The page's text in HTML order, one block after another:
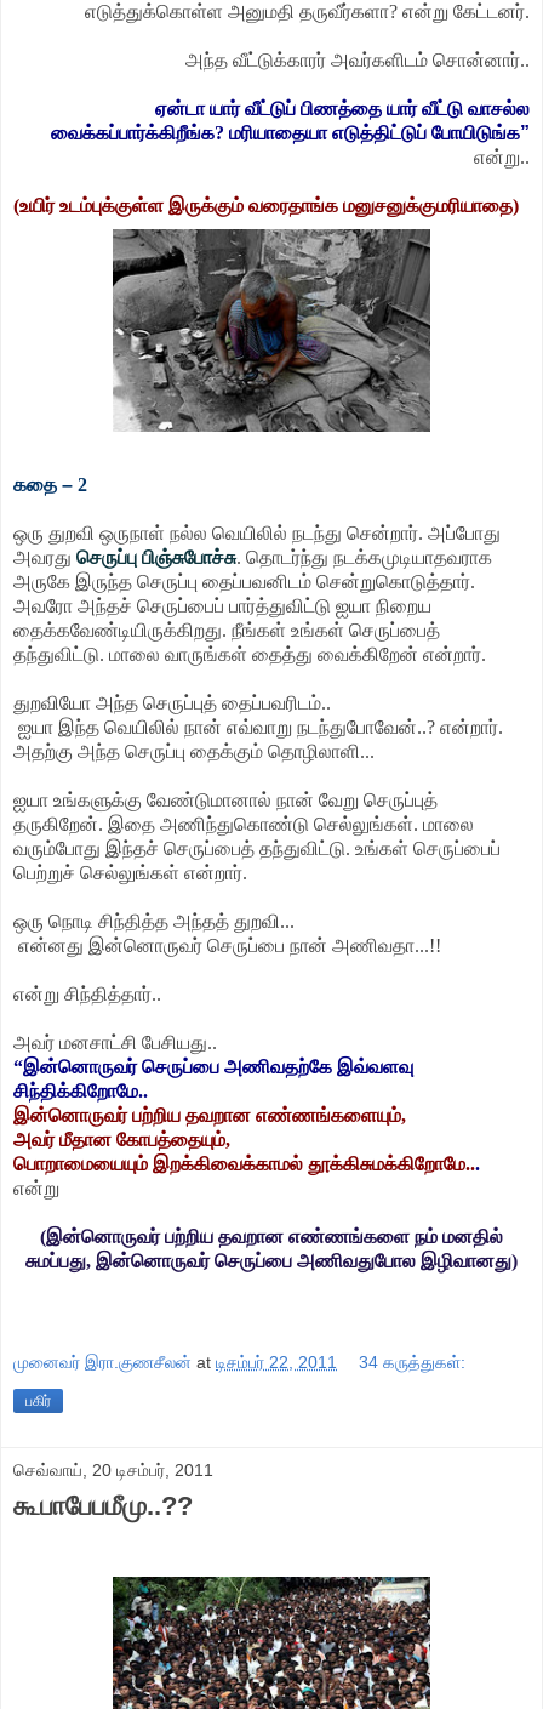
எடுத்துக்கொள்ள அனுமதி தருவீர்களா? என்று கேட்டனர்.
அந்த வீட்டுக்காரர் அவர்களிடம் சொன்னார்..
ஏன்டா யார் வீட்டுப் பிணத்தை யார் வீட்டு வாசல்ல
வைக்கப்பார்க்கிறீங்க? மரியாதையா எடுத்திட்டுப் போயிடுங்க”
என்று..
(உயிர் உடம்புக்குள்ள இருக்கும் வரைதாங்க மனுசனுக்குமரியாதை)
கதை – 2
ஒரு துறவி ஒருநாள் நல்ல வெயிலில் நடந்து சென்றார். அப்போது
அவரது செருப்பு பிஞ்சுபோச்சு. தொடர்ந்து நடக்கமுடியாதவராக
அருகே இருந்த செருப்பு தைப்பவனிடம் சென்றுகொடுத்தார்.
அவரோ அந்தச் செருப்பைப் பார்த்துவிட்டு ஐயா நிறைய
தைக்கவேண்டியிருக்கிறது. நீங்கள் உங்கள் செருப்பைத்
தந்துவிட்டு. மாலை வாருங்கள் தைத்து வைக்கிறேன் என்றார்.
துறவியோ அந்த செருப்புத் தைப்பவரிடம்..
ஐயா இந்த வெயிலில் நான் எவ்வாறு நடந்துபோவேன்..? என்றார்.
அதற்கு அந்த செருப்பு தைக்கும் தொழிலாளி...
ஐயா உங்களுக்கு வேண்டுமானால் நான் வேறு செருப்புத்
தருகிறேன். இதை அணிந்துகொண்டு செல்லுங்கள். மாலை
வரும்போது இந்தச் செருப்பைத் தந்துவிட்டு. உங்கள் செருப்பைப்
பெற்றுச் செல்லுங்கள் என்றார்.
ஒரு நொடி சிந்தித்த அந்தத் துறவி...
என்னது இன்னொருவர் செருப்பை நான் அணிவதா...!!
என்று சிந்தித்தார்..
அவர் மனசாட்சி பேசியது..
“இன்னொருவர் செருப்பை அணிவதற்கே இவ்வளவு
சிந்திக்கிறோமே..
இன்னொருவர் பற்றிய தவறான எண்ணங்களையும்,
அவர் மீதான கோபத்தையும்,
பொறாமையையும் இறக்கிவைக்காமல் தூக்கிசுமக்கிறோமே...
என்று
(இன்னொருவர் பற்றிய தவறான எண்ணங்களை நம் மனதில்
சுமப்பது, இன்னொருவர் செருப்பை அணிவதுபோல இழிவானது)
முனைவர் இரா.குணசீலன் at டிசம்பர் 22, 2011 34 கருத்துகள்:
பகிர்
செவ்வாய், 20 டிசம்பர், 2011
கூபாபேபமீமு..??